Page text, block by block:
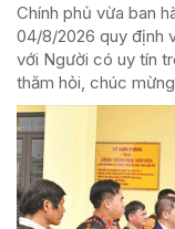
Chính phủ vừa ban
04/8/2026 quy định
với Người có uy tín
thăm hỏi, chúc